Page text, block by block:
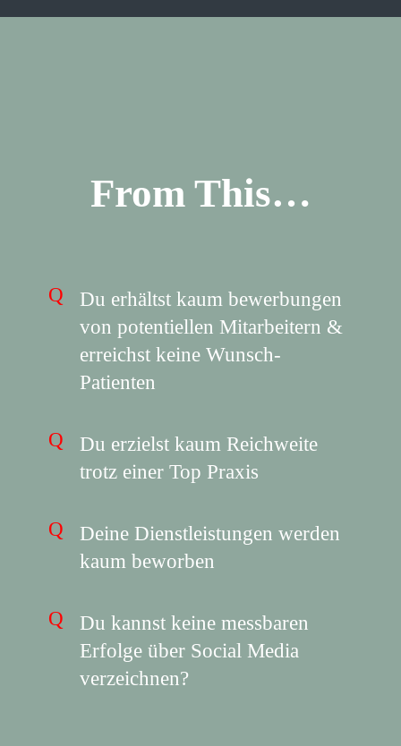
From This…
Du erhältst kaum bewerbungen
von potentiellen Mitarbeitern &
erreichst keine Wunsch-
Patienten
Du erzielst kaum Reichweite
trotz einer Top Praxis
Deine Dienstleistungen werden
kaum beworben
Du kannst keine messbaren
Erfolge über Social Media
verzeichnen?